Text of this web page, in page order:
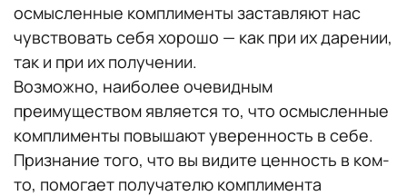
осмысленные комплименты заставляют нас
чувствовать себя хорошо — как при их дарении,
так и при их получении.
Возможно, наиболее очевидным
преимуществом является то, что осмысленные
комплименты повышают уверенность в себе.
Признание того, что вы видите ценность в ком-
то, помогает получателю комплимента